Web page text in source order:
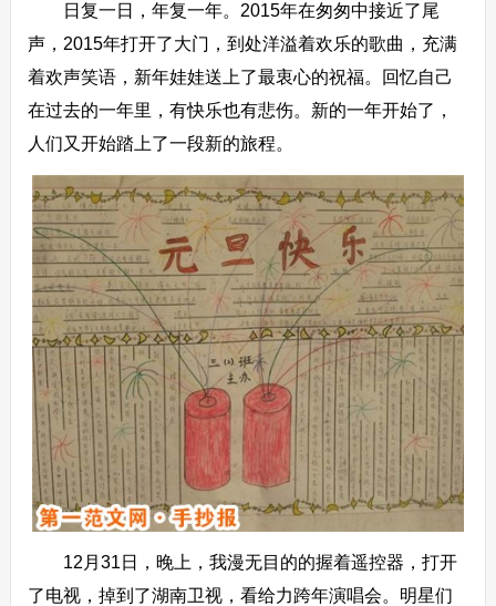
日复一日，年复一年。2015年在匆匆中接近了尾
声，2015年打开了大门，到处洋溢着欢乐的歌曲，充满
着欢声笑语，新年娃娃送上了最衷心的祝福。回忆自己
在过去的一年里，有快乐也有悲伤。新的一年开始了，
人们又开始踏上了一段新的旅程。
12月31日，晚上，我漫无目的的握着遥控器，打开
了电视，掉到了湖南卫视，看给力跨年演唱会。明星们